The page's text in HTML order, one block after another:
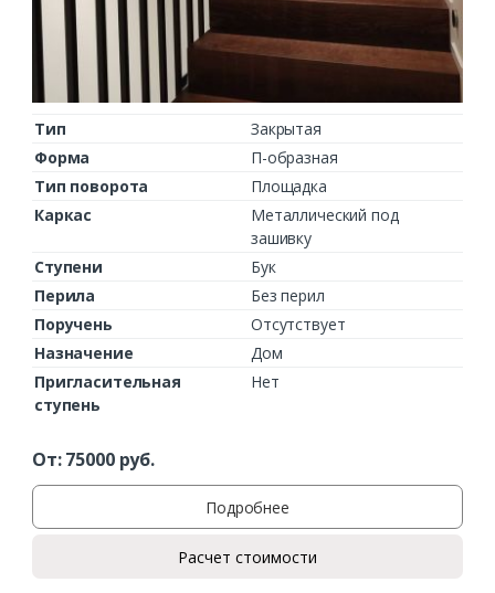
Тип
Закрытая
Форма
П-образная
Тип поворота
Площадка
Каркас
Металлический под
зашивку
Ступени
Бук
Перила
Без перил
Поручень
Отсутствует
Назначение
Дом
Пригласительная
ступень
Нет
От:75000руб.
Подробнее
Расчет стоимости